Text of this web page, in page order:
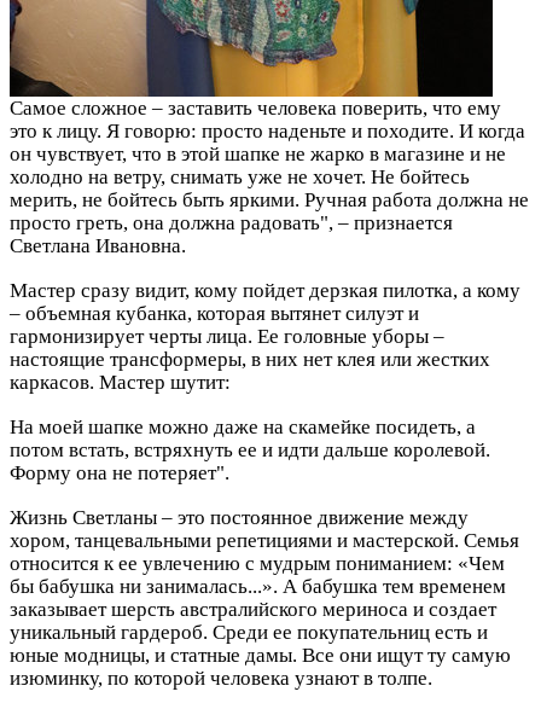
Самое сложное – заставить человека поверить, что ему
это к лицу. Я говорю: просто наденьте и походите. И когда
он чувствует, что в этой шапке не жарко в магазине и не
холодно на ветру, снимать уже не хочет. Не бойтесь
мерить, не бойтесь быть яркими. Ручная работа должна не
просто греть, она должна радовать", – признается
Светлана Ивановна.
Мастер сразу видит, кому пойдет дерзкая пилотка, а кому
– объемная кубанка, которая вытянет силуэт и
гармонизирует черты лица. Ее головные уборы –
настоящие трансформеры, в них нет клея или жестких
каркасов. Мастер шутит:
На моей шапке можно даже на скамейке посидеть, а
потом встать, встряхнуть ее и идти дальше королевой.
Форму она не потеряет".
Жизнь Светланы – это постоянное движение между
хором, танцевальными репетициями и мастерской. Семья
относится к ее увлечению с мудрым пониманием: «Чем
бы бабушка ни занималась...». А бабушка тем временем
заказывает шерсть австралийского мериноса и создает
уникальный гардероб. Среди ее покупательниц есть и
юные модницы, и статные дамы. Все они ищут ту самую
изюминку, по которой человека узнают в толпе.